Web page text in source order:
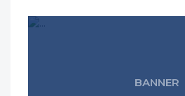
BANNER